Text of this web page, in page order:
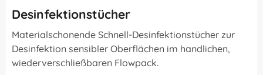
Desinfektionstücher
Materialschonende Schnell-Desinfektionstücher zur
Desinfektion sensibler Oberflächen im handlichen,
wiederverschließbaren Flowpack.